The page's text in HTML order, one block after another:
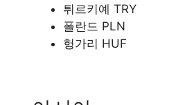
튀르키예 TRY
폴란드 PLN
헝가리 HUF